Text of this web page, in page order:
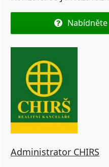
Administrator CHIRS